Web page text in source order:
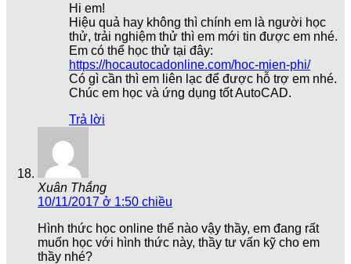
Hi em!
Hiệu quả hay không thì chính em là người học
thử, trải nghiệm thử thì em mới tin được em nhé.
Em có thể học thử tại đây:
https://hocautocadonline.com/hoc-mien-phi/
Có gì cần thì em liên lạc để được hỗ trợ em nhé.
Chúc em học và ứng dụng tốt AutoCAD.
Trả lời
Xuân Thắng
10/11/2017 ở 1:50 chiều
Hình thức học online thế nào vậy thầy, em đang rất
muốn học với hình thức này, thầy tư vấn kỹ cho em
thầy nhé?